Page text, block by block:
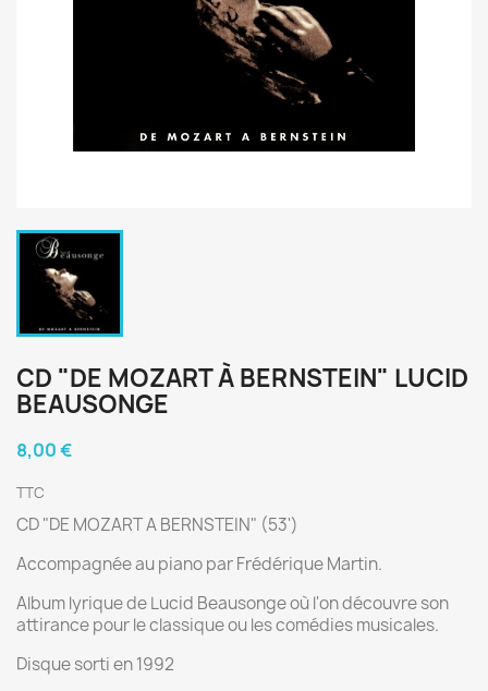
CD "DE MOZART À BERNSTEIN" LUCID
BEAUSONGE
8,00 €
TTC
CD "DE MOZART A BERNSTEIN" (53')
Accompagnée au piano par Frédérique Martin.
Album lyrique de Lucid Beausonge où l'on découvre son
attirance pour le classique ou les comédies musicales.
Disque sorti en 1992